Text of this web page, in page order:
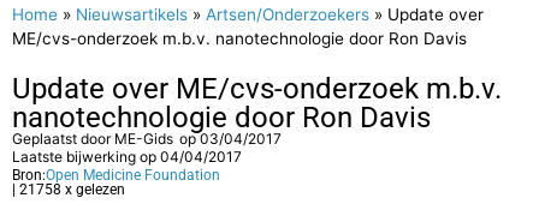
Home » Nieuwsartikels » Artsen/Onderzoekers » Update over
ME/cvs-onderzoek m.b.v. nanotechnologie door Ron Davis
Update over ME/cvs-onderzoek m.b.v.
nanotechnologie door Ron Davis
Geplaatst door ME-Gids op 03/04/2017
Laatste bijwerking op 04/04/2017
Bron:Open Medicine Foundation
| 21758 x gelezen